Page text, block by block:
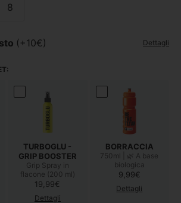
8
(+10€) Dettagli
TURBOGLU -
GRIP BOOSTER
Grip Spray in
flacone (200 ml)
Prezzo di listino
19,99€
Dettagli
BORRACCIA
750ml | 🌿 A base
biologica
Prezzo di listino
9,99€
Dettagli